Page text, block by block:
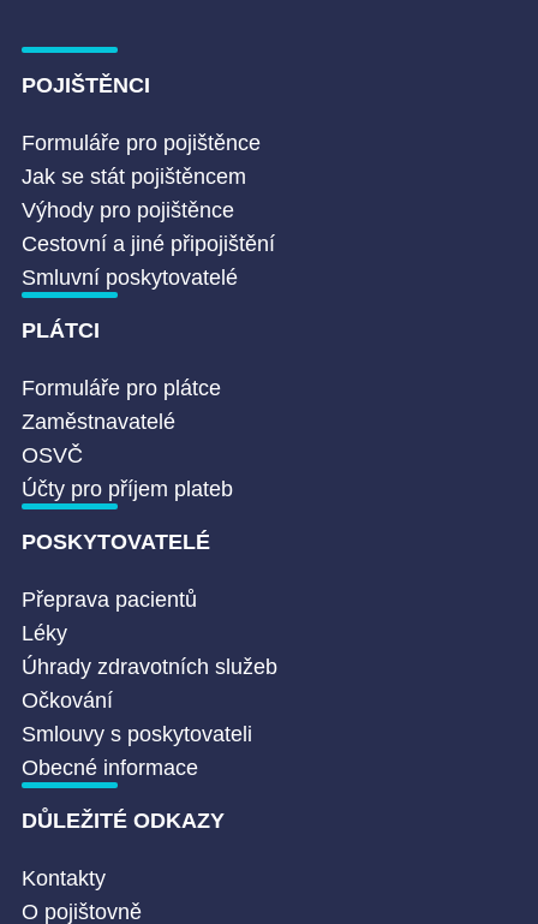
POJIŠTĚNCI
Formuláře pro pojištěnce
Jak se stát pojištěncem
Výhody pro pojištěnce
Cestovní a jiné připojištění
Smluvní poskytovatelé
PLÁTCI
Formuláře pro plátce
Zaměstnavatelé
OSVČ
Účty pro příjem plateb
POSKYTOVATELÉ
Přeprava pacientů
Léky
Úhrady zdravotních služeb
Očkování
Smlouvy s poskytovateli
Obecné informace
DŮLEŽITÉ ODKAZY
Kontakty
O pojištovně